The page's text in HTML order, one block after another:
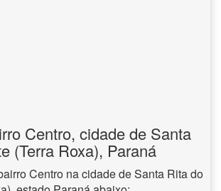
Centro, cidade de Santa
(Terra Roxa), Paraná
Centro na cidade de Santa Rita do